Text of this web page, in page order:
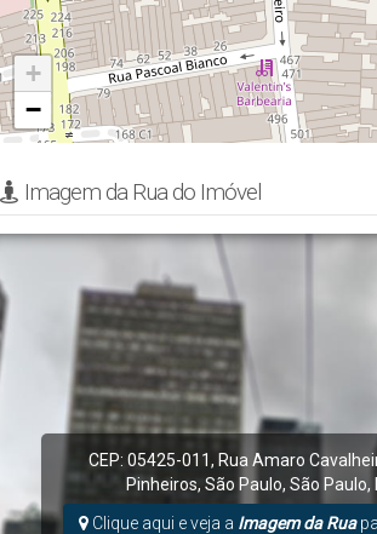
+
−
Imagem da Rua do Imóvel
CEP: 05425-011, Rua Amaro
Pinheiros, São Paulo, São Paulo,
Clique aqui e veja a Imagem da Rua